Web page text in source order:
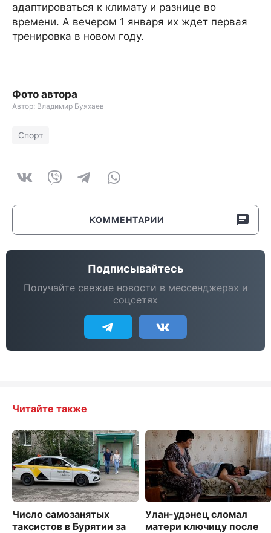
адаптироваться к климату и разнице во
времени. А вечером 1 января их ждет первая
тренировка в новом году.
Фото автора
Автор: Владимир Буяхаев
Спорт
КОММЕНТАРИИ
Подписывайтесь
Получайте свежие новости в мессенджерах и
соцсетях
Читайте также
Число самозанятых
таксистов в Бурятии за
Улан-удэнец сломал
матери ключицу после